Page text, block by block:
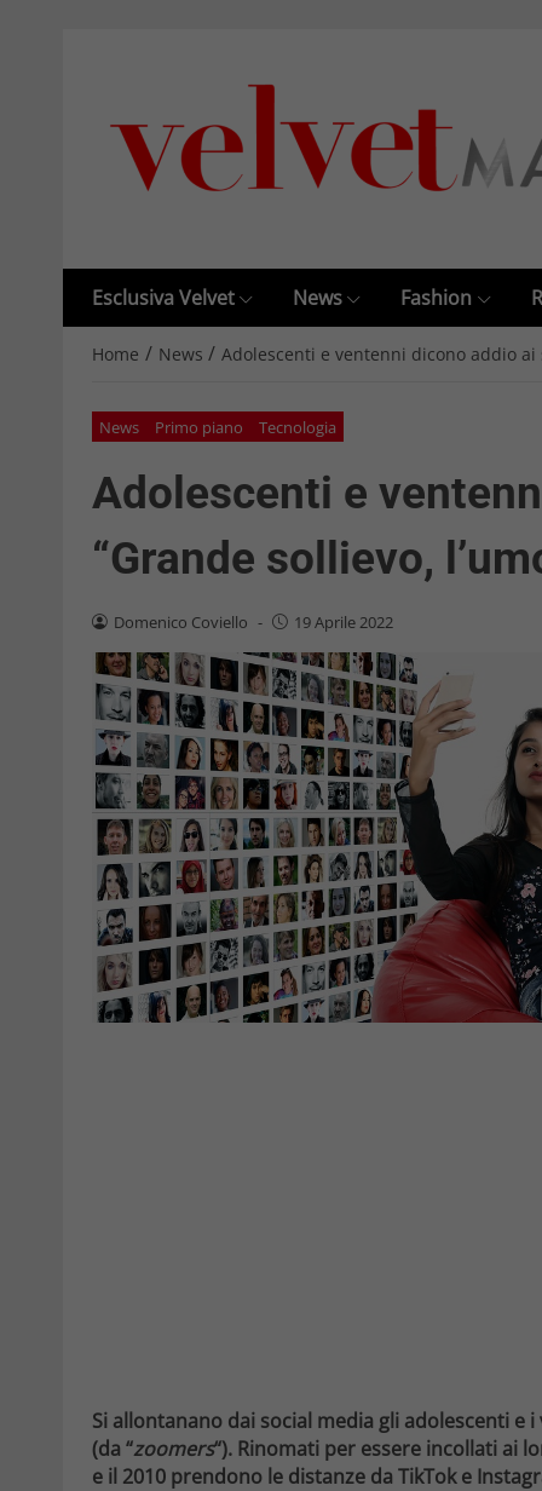
Esclusiva Velvet News Fashion
Home / News / Adolescenti e ventenni dicono addio ai
News Primo piano Tecnologia
Adolescenti e
“Grande sollievo,
Domenico Coviello - 19 Aprile 2022
Si allontanano dai social media gli adolescenti e
(da “zoomers“). Rinomati per essere incollati ai
e il 2010 prendono le distanze da TikTok e